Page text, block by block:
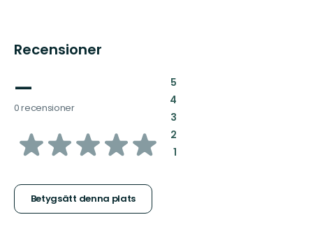
Recensioner
—
0 recensioner
av
stjärnor
Betygsätt denna plats
5:
4:
3:
2:
1: